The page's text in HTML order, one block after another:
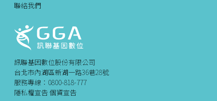
聯絡我們
訊聯基因數位股份有限公司
台北市內湖區新湖一路36巷28號
服務專線：0800-818-777
隱私權宣告個資宣告